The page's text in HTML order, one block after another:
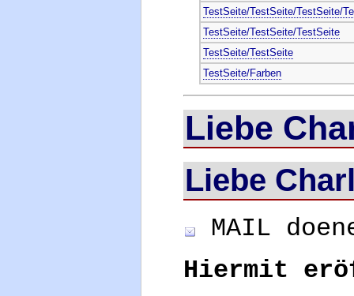
TestSeite/TestSeite/TestSeite/
TestSeite/TestSeite/TestSeite
TestSeite/TestSeite
TestSeite/Farben
Liebe
Liebe
MAIL
Hiermit